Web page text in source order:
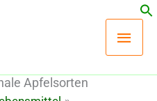
Apfelsorten